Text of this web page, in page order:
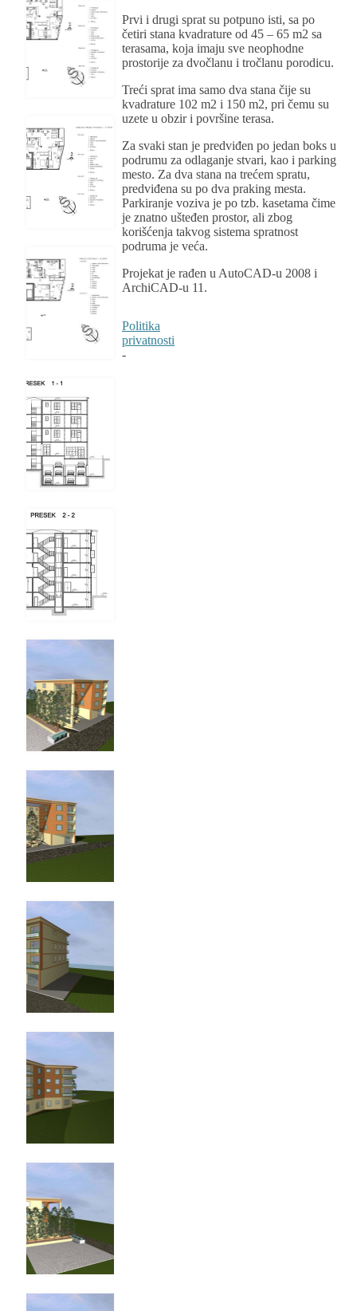
Prvi i drugi sprat su potpuno isti, sa po
četiri stana kvadrature od 45 – 65 m2 sa
terasama, koja imaju sve neophodne
prostorije za dvočlanu i tročlanu porodicu.
Treći sprat ima samo dva stana čije su
kvadrature 102 m2 i 150 m2, pri čemu su
uzete u obzir i površine terasa.
Za svaki stan je predviđen po jedan boks u
podrumu za odlaganje stvari, kao i parking
mesto. Za dva stana na trećem spratu,
predviđena su po dva praking mesta.
Parkiranje voziva je po tzb. kasetama čime
je znatno ušteđen prostor, ali zbog
korišćenja takvog sistema spratnost
podruma je veća.
Projekat je rađen u AutoCAD-u 2008 i
ArchiCAD-u 11.
Politika
privatnosti
-